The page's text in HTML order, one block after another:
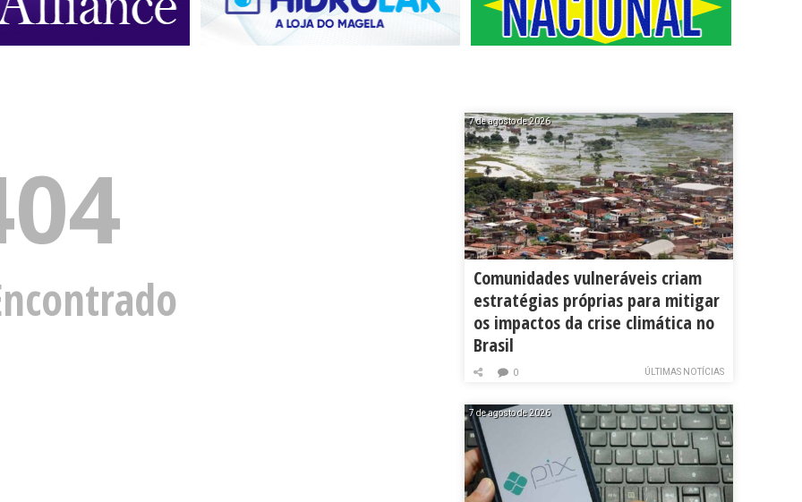
7 de agosto de 2026
Comunidades vulneráveis criam
estratégias próprias para mitigar
os impactos da crise climática no
Brasil
ÚLTIMAS NOTÍCIAS
0
7 de agosto de 2026